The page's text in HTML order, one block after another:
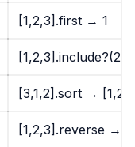
[1,2,3].first → 1
[1,2,3].include?(2)
[3,1,2].sort →
[1,2,3].reverse →